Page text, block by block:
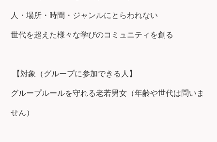
人・場所・時間・ジャンルにとらわれない
世代を超えた様々な学びのコミュニティを創る
【対象（グループに参加できる人】
グループルールを守れる老若男女（年齢や世代は問いま
せん）